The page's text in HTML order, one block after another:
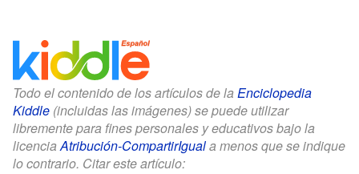
Todo el contenido de los artículos de la Enciclopedia
Kiddle (incluidas las imágenes) se puede utilizar
libremente para fines personales y educativos bajo la
licenciaAtribución-CompartirIguala menos que se indique
lo contrario. Citar este artículo: